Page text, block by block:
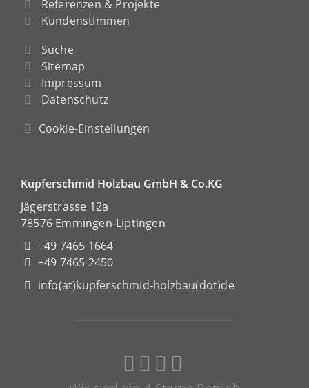
Referenzen & Projekte
Kundenstimmen
Suche
Sitemap
Impressum
Datenschutz
Cookie-Einstellungen
Kupferschmid Holzbau GmbH & Co.KG
Jägerstrasse 12a
78576 Emmingen-Liptingen
+49 7465 1664
+49 7465 2450
info(at)kupferschmid-holzbau(dot)de